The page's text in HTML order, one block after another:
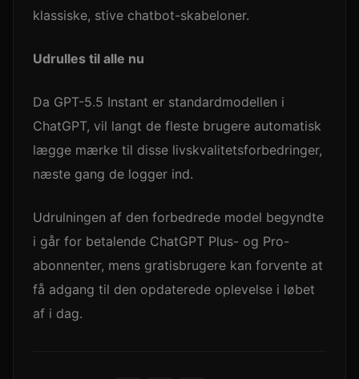
klassiske, stive chatbot-skabeloner.
Udrulles til alle nu
Da GPT-5.5 Instant er standardmodellen i
ChatGPT, vil langt de fleste brugere automatisk
lægge mærke til disse livskvalitetsforbedringer,
næste gang de logger ind.
Udrulningen af den forbedrede model begyndte
i går for betalende ChatGPT Plus- og Pro-
abonnenter, mens gratisbrugere kan forvente at
få adgang til den opdaterede oplevelse i løbet
af i dag.